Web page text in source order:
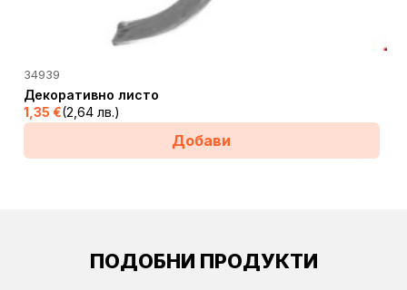
34939
Декоративно листо
1,35 €(2,64 лв.)
Добави
ПОДОБНИ ПРОДУКТИ